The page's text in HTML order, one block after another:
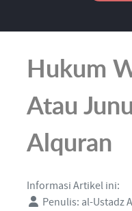
Hukum
Atau
Alquran
Informasi Artikel ini:
Penulis: al-Ustadz